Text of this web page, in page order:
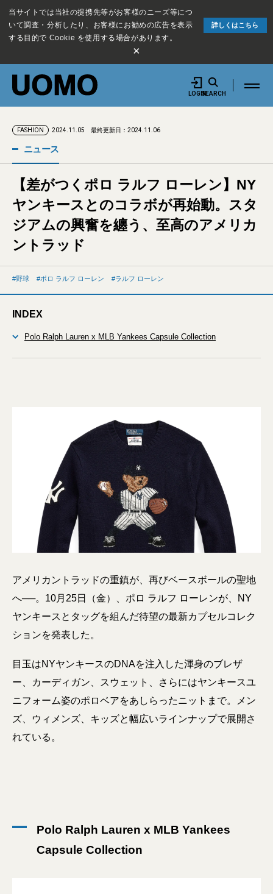
当サイトでは当社の提携先等がお客様のニーズ等につ
いて調査・分析したり、お客様にお勧めの広告を表示
する目的で Cookie を使用する場合があります。
詳しくはこちら
×
LOGINSEARCH
FASHION 2024.11.05 最終更新日：2024.11.06
ニュース
【差がつくポロ ラルフ ローレン】NY
ヤンキースとのコラボが再始動。スタ
ジアムの興奮を纏う、至高のアメリカ
ントラッド
野球 ポロ ラルフ ローレン ラルフ ローレン
INDEX
Polo Ralph Lauren x MLB Yankees Capsule Collection
アメリカントラッドの重鎮が、再びベースボールの聖地
へ──。10月25日（金）、ポロ ラルフ ローレンが、NY
ヤンキースとタッグを組んだ待望の最新カプセルコレク
ションを発表した。
目玉はNYヤンキースのDNAを注入した渾身のブレザ
ー、カーディガン、スウェット、さらにはヤンキースユ
ニフォーム姿のポロベアをあしらったニットまで。メン
ズ、ウィメンズ、キッズと幅広いラインナップで展開さ
れている。
Polo Ralph Lauren x MLB Yankees
Capsule Collection